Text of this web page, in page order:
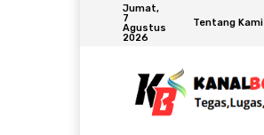
Jumat,
7
Agustus
2026
Tentang Kami